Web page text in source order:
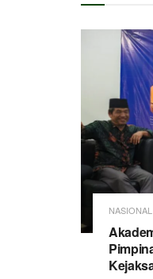
NASIONAL